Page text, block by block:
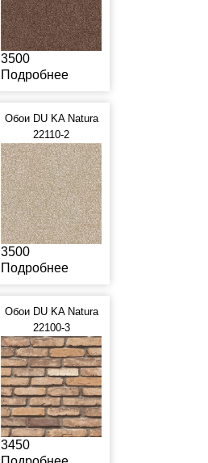
3500
Подробнее
Обои DU KA Natura
22110-2
3500
Подробнее
Обои DU KA Natura
22100-3
3450